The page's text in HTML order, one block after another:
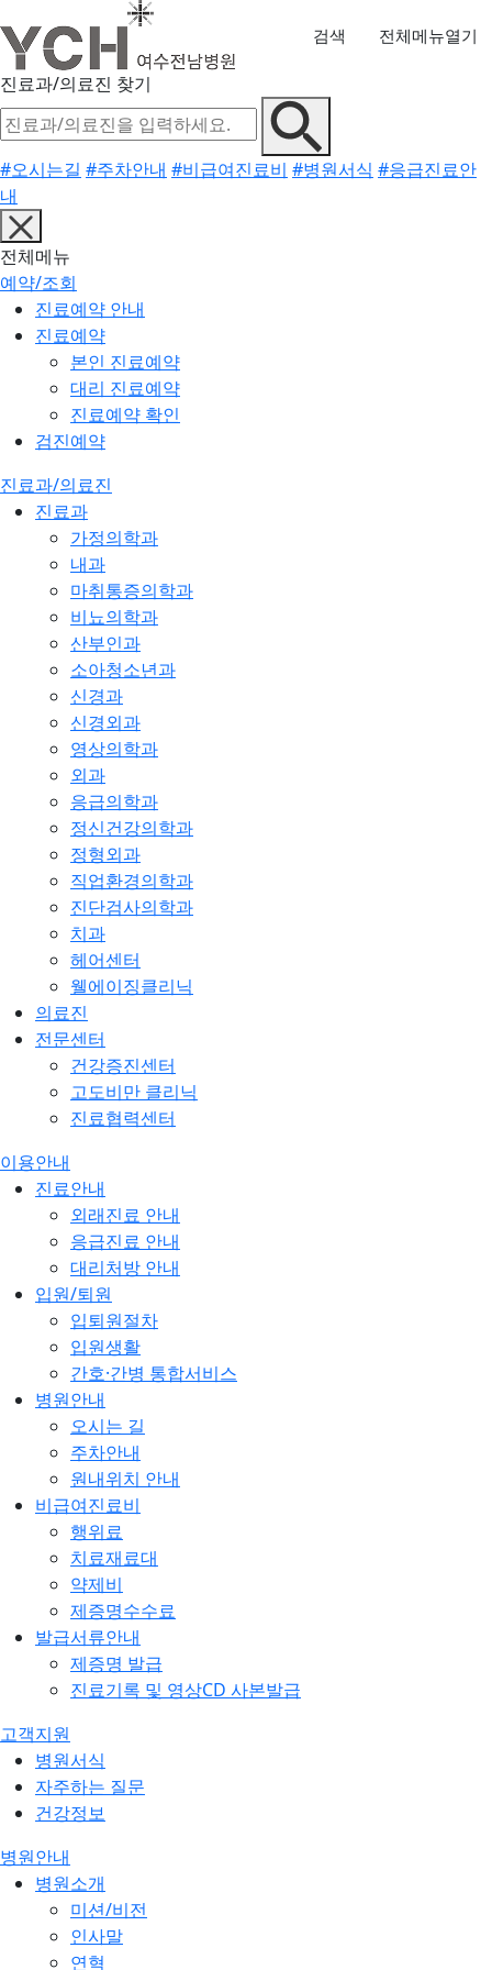
검색 전체메뉴열기
진료과/의료진 찾기
#오시는길 #주차안내 #비급여진료비 #병원서식 #응급진료안
내
전체메뉴
예약/조회
진료예약 안내
진료예약
본인 진료예약
대리 진료예약
진료예약 확인
검진예약
진료과/의료진
진료과
가정의학과
내과
마취통증의학과
비뇨의학과
산부인과
소아청소년과
신경과
신경외과
영상의학과
외과
응급의학과
정신건강의학과
정형외과
직업환경의학과
진단검사의학과
치과
헤어센터
웰에이징클리닉
의료진
전문센터
건강증진센터
고도비만 클리닉
진료협력센터
이용안내
진료안내
외래진료 안내
응급진료 안내
대리처방 안내
입원/퇴원
입퇴원절차
입원생활
간호·간병 통합서비스
병원안내
오시는 길
주차안내
원내위치 안내
비급여진료비
행위료
치료재료대
약제비
제증명수수료
발급서류안내
제증명 발급
진료기록 및 영상CD 사본발급
고객지원
병원서식
자주하는 질문
건강정보
병원안내
병원소개
미션/비전
인사말
연혁